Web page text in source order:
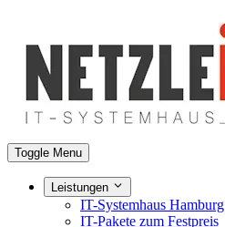
Toggle Menu
Leistungen
IT-Systemhaus Hamburg
IT-Pakete zum Festpreis